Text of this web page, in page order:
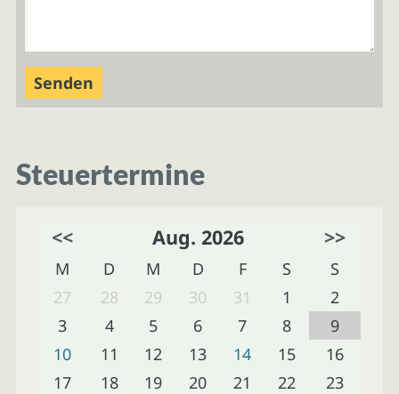
Steuertermine
<< Aug. 2026 >>
M D M D F S
S
27
28 29 30 31 1
2
3
4 5 6 7 8
9
10
11 12 13 14 15
16
17
18 19 20 21 22
23